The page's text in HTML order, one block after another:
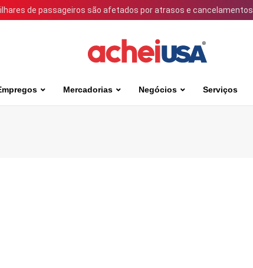
de passageiros são afetados por atrasos e cancelamentos
Mercadorias Negócios Serviços